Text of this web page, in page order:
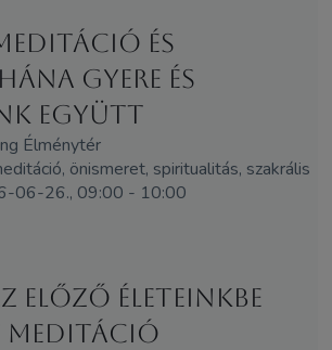
és
Gyere és
együtt
Élménytér
önismeret, spiritualitás, szakrális
06-26., 09:00 - 10:00
előző életeinkbe
meditáció